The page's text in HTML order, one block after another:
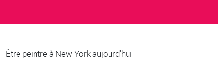
Body
Être peintre à New-York aujourd'hui